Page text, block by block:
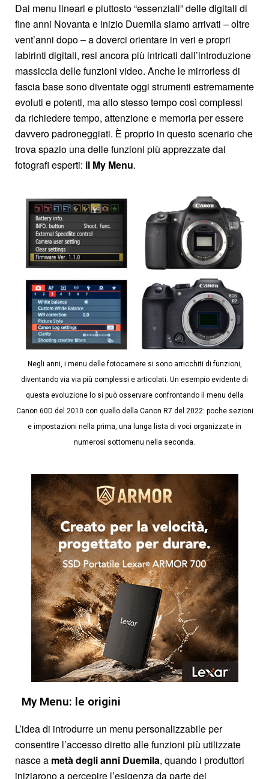
Dai menu lineari e piuttosto “essenziali” delle digitali di
fine anni Novanta e inizio Duemila siamo arrivati – oltre
vent’anni dopo – a doverci orientare in veri e propri
labirinti digitali, resi ancora più intricati dall’introduzione
massiccia delle funzioni video. Anche le mirrorless di
fascia base sono diventate oggi strumenti estremamente
evoluti e potenti, ma allo stesso tempo così complessi
da richiedere tempo, attenzione e memoria per essere
davvero padroneggiati. È proprio in questo scenario che
trova spazio una delle funzioni più apprezzate dai
fotografi esperti: il My Menu.
Negli anni, i menu delle fotocamere si sono arricchiti di funzioni,
diventando via via più complessi e articolati. Un esempio evidente di
questa evoluzione lo si può osservare confrontando il menu della
Canon 60D del 2010 con quello della Canon R7 del 2022: poche sezioni
e impostazioni nella prima, una lunga lista di voci organizzate in
numerosi sottomenu nella seconda.
My Menu: le origini
L’idea di introdurre un menu personalizzabile per
consentire l’accesso diretto alle funzioni più utilizzate
nasce a metà degli anni Duemila, quando i produttori
iniziarono a percepire l’esigenza da parte dei